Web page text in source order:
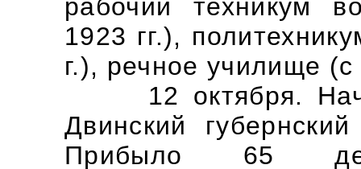
рабочий техникум
1923 гг.),
г.), речное училище (с
12 октября.
Двинский
Прибыло 65